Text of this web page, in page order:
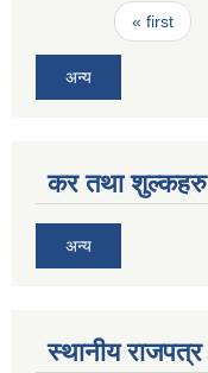
Pages« first
अन्य
कर तथा शुल्कहरु
अन्य
स्थानीय राजपत्र